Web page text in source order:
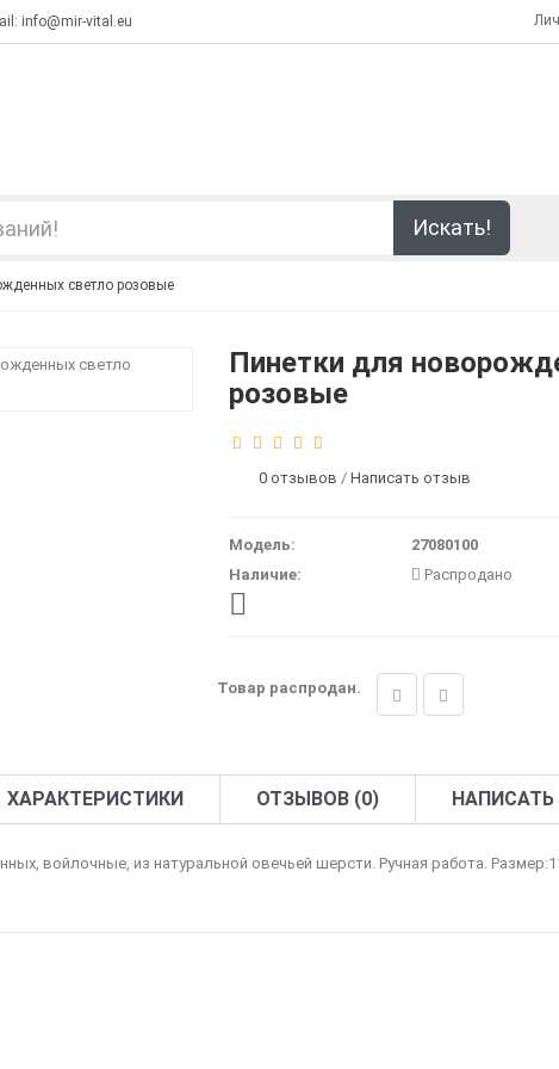
info@mir-vital.eu
Искать!
светло розовые
Пинетки для
розовые
0 отзывов /Написать отзыв
Модель:
27080100
Наличие:
Распродано
Товар распродан.
ХАРАКТЕРИСТИКИ ОТЗЫВОВ (0)
войлочные, из натуральной овечьей шерсти. Ручная работа.